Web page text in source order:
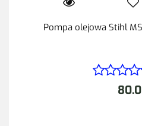
Pompa olejowa Stihl